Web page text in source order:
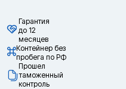
Гарантия
до 12
месяцев
Контейнер без
пробега по РФ
Прошел
таможенный
контроль